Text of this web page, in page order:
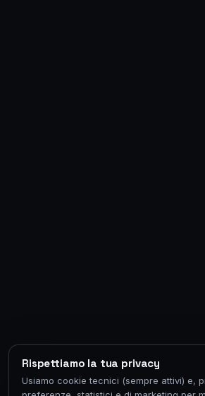
Rispettiamo la tua privacy
Usiamo cookie tecnici (sempre attivi) e,